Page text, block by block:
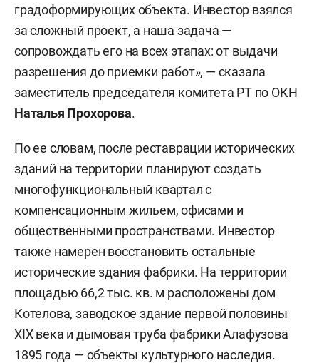
градоформирующих объекта. Инвестор взялся
за сложный проект, а наша задача —
сопровождать его на всех этапах: от выдачи
разрешения до приемки работ», — сказала
заместитель председателя комитета РТ по ОКН
Наталья Прохорова.
По ее словам, после реставрации исторических
зданий на территории планируют создать
многофункциональный квартал с
компенсационным жильем, офисами и
общественными пространствами. Инвестор
также намерен восстановить остальные
исторические здания фабрики. На территории
площадью 66,2 тыс. кв. м расположены дом
Котелова, заводское здание первой половины
XIX века и дымовая труба фабрики Алафузова
1895 года — объекты культурного наследия.